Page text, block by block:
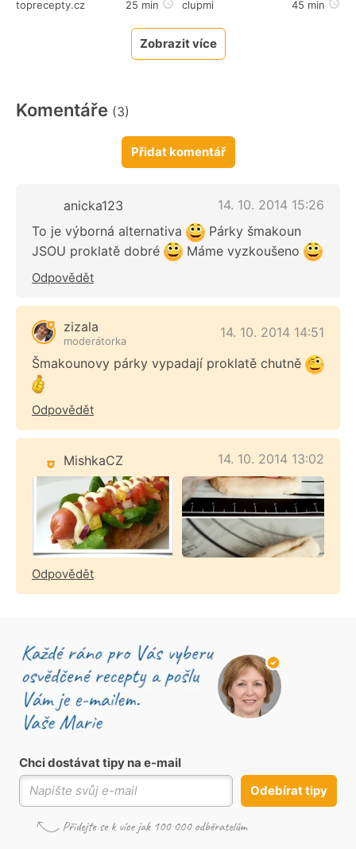
toprecepty.cz 25 min clupmi 45 min
Zobrazit více
Komentáře (3)
Přidat komentář
anicka123
14. 10. 2014 15:26
To je výborná alternativa
Párky šmakoun
JSOU proklatě dobré
Máme vyzkoušeno
Odpovědět
zizala
moderátorka
14. 10. 2014 14:51
Šmakounovy párky vypadají proklatě chutně
Odpovědět
MishkaCZ 14. 10. 2014 13:02
Odpovědět
Chci dostávat tipy na e-mail
Odebírat tipy